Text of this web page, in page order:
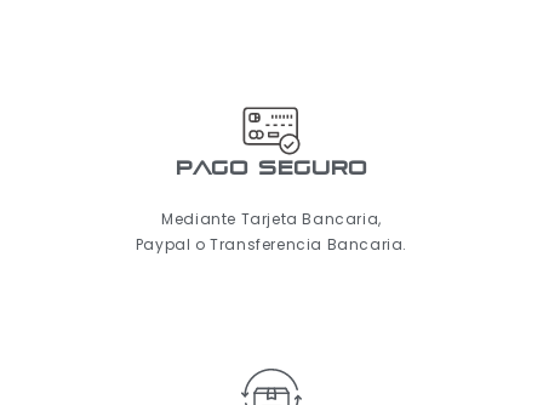
pago seguro
Mediante Tarjeta Bancaria,
Paypal o Transferencia Bancaria.